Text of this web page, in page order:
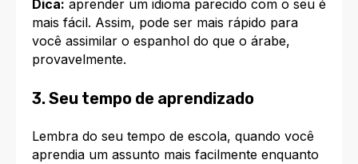
Dica: aprender um idioma parecido com o seu é
mais fácil. Assim, pode ser mais rápido para
você assimilar o espanhol do que o árabe,
provavelmente.
3. Seu tempo de aprendizado
Lembra do seu tempo de escola, quando você
aprendia um assunto mais facilmente enquanto